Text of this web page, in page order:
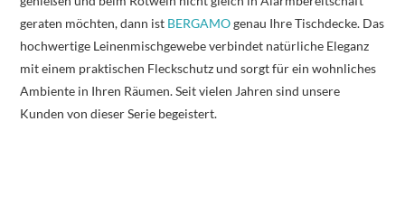
geraten möchten, dann ist BERGAMOgenau Ihre Tischdecke. Das
hochwertige Leinenmischgewebe verbindet natürliche Eleganz
mit einem praktischen Fleckschutz und sorgt für ein wohnliches
Ambiente in Ihren Räumen. Seit vielen Jahren sind unsere
Kunden von dieser Serie begeistert.